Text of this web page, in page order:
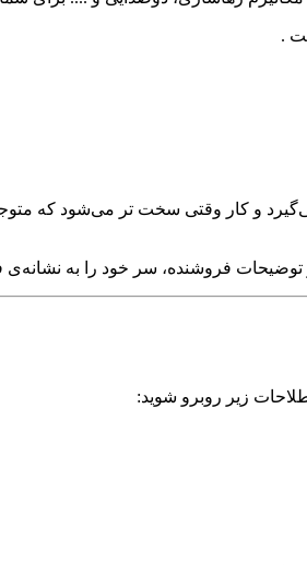
.
و کار وقتی سخت تر می‌شود که
توضیحات فروشنده، سر خود را به
زیر روبرو شوید: